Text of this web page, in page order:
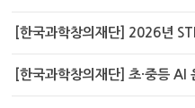
[한국과학창의재단] 2026년
[한국과학창의재단] 초·중등 AI